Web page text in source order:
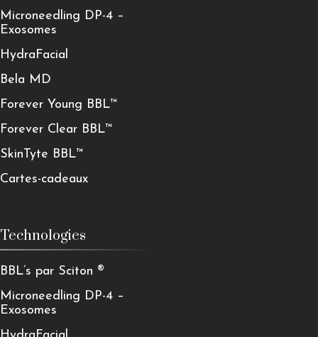
Microneedling DP-4 –
Exosomes
HydraFacial
Bela MD
Forever Young BBL™
Forever Clear BBL™
SkinTyte BBL™
Cartes-cadeaux
Technologies
BBL’s par Sciton ®
Microneedling DP-4 –
Exosomes